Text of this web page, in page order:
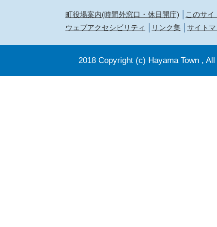
町役場案内(時間外窓口・休日開庁)
このサイ
ウェブアクセシビリティ
リンク集 サイト
2018 Copyright (c) Hayama Town ,